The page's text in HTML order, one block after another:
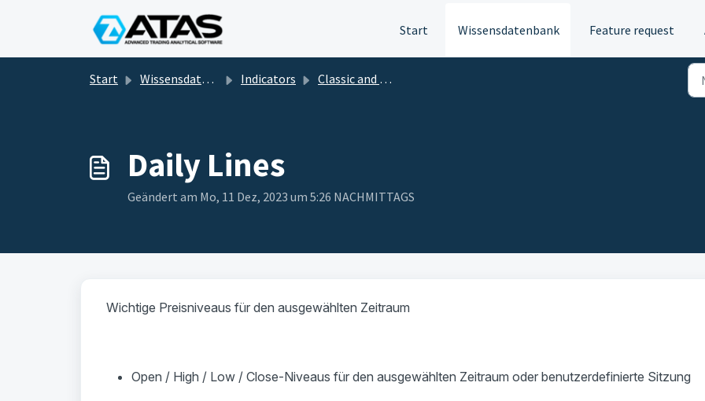
Start
Wissensdatenbank Feature request
Start Wissensdatenbank Indicators Classic and technical indicators
Daily Lines
Geändert am Mo, 11 Dez, 2023 um 5:26 NACHMITTAGS
Wichtige Preisniveaus für den ausgewählten Zeitraum
Open / High / Low / Close-Niveaus für den ausgewählten Zeitraum oder benutzerdefinierte Sitzung